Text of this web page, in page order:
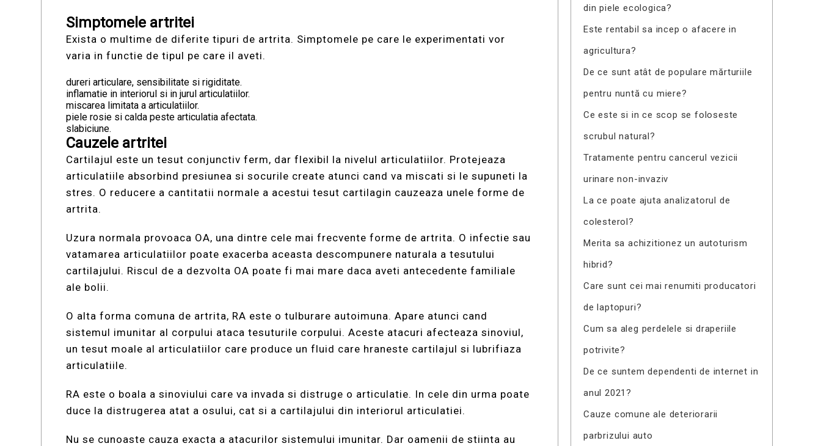
Simptomele artritei
Exista o multime de diferite tipuri de artrita. Simptomele pe care le experimentati vor
varia in functie de tipul pe care il aveti.
dureri articulare, sensibilitate si rigiditate.
inflamatie in interiorul si in jurul articulatiilor.
miscarea limitata a articulatiilor.
piele rosie si calda peste articulatia afectata.
slabiciune.
Cauzele artritei
Cartilajul este un tesut conjunctiv ferm, dar flexibil la nivelul articulatiilor. Protejeaza
articulatiile absorbind presiunea si socurile create atunci cand va miscati si le supuneti la
stres. O reducere a cantitatii normale a acestui tesut cartilagin cauzeaza unele forme de
artrita.
Uzura normala provoaca OA, una dintre cele mai frecvente forme de artrita. O infectie sau
vatamarea articulatiilor poate exacerba aceasta descompunere naturala a tesutului
cartilajului. Riscul de a dezvolta OA poate fi mai mare daca aveti antecedente familiale
ale bolii.
O alta forma comuna de artrita, RA este o tulburare autoimuna. Apare atunci cand
sistemul imunitar al corpului ataca tesuturile corpului. Aceste atacuri afecteaza sinoviul,
un tesut moale al articulatiilor care produce un fluid care hraneste cartilajul si lubrifiaza
articulatiile.
RA este o boala a sinoviului care va invada si distruge o articulatie. In cele din urma poate
duce la distrugerea atat a osului, cat si a cartilajului din interiorul articulatiei.
Nu se cunoaste cauza exacta a atacurilor sistemului imunitar. Dar oamenii de stiinta au
din piele ecologica?
Este rentabil sa incep o afacere in
agricultura?
De ce sunt atât de populare mărturiile
pentru nuntă cu miere?
Ce este si in ce scop se foloseste
scrubul natural?
Tratamente pentru cancerul vezicii
urinare non-invaziv
La ce poate ajuta analizatorul de
colesterol?
Merita sa achizitionez un autoturism
hibrid?
Care sunt cei mai renumiti producatori
de laptopuri?
Cum sa aleg perdelele si draperiile
potrivite?
De ce suntem dependenti de internet in
anul 2021?
Cauze comune ale deteriorarii
parbrizului auto